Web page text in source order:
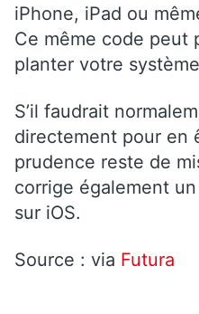
iPhone, iPad ou
Ce même code peut
planter votre
S’il faudrait
directement pour en
prudence reste de
corrige également
sur iOS.
Source : via Futura